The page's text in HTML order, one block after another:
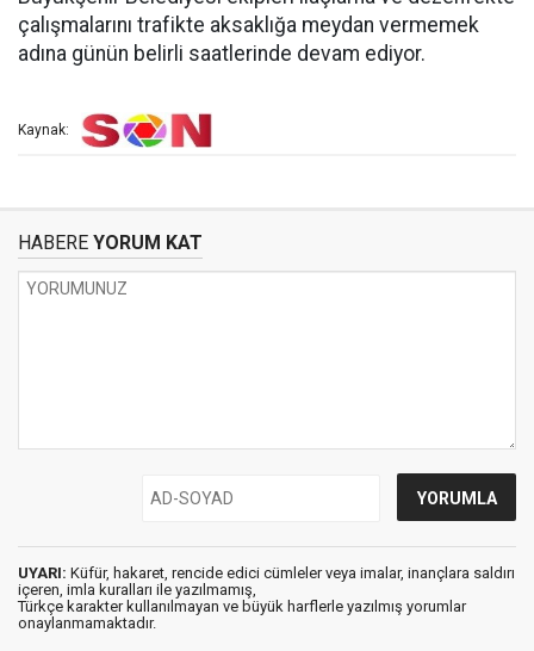
çalışmalarını trafikte aksaklığa meydan vermemek
adına günün belirli saatlerinde devam ediyor.
Kaynak:
HABERE YORUM KAT
UYARI: Küfür, hakaret, rencide edici cümleler veya imalar, inançlara saldırı
içeren, imla kuralları ile yazılmamış,
Türkçe karakter kullanılmayan ve büyük harflerle yazılmış yorumlar
onaylanmamaktadır.